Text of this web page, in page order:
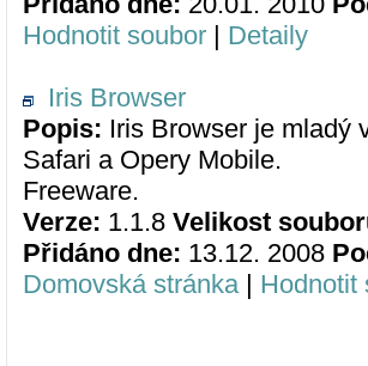
Hodnotit soubor | Detaily
Iris Browser
Popis: Iris Browser je mladý
Safari a Opery Mobile.
Freeware.
Verze: 1.1.8 Velikost
Přidáno dne: 13.12. 2008
Domovská stránka| Hodnotit